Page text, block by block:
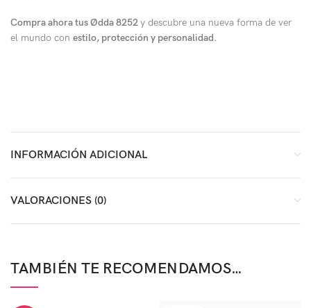
Compra ahora tus Ødda 8252y descubre una nueva forma de ver
el mundo con estilo, protección y personalidad.
INFORMACIÓN ADICIONAL
VALORACIONES (0)
TAMBIÉN TE RECOMENDAMOS…